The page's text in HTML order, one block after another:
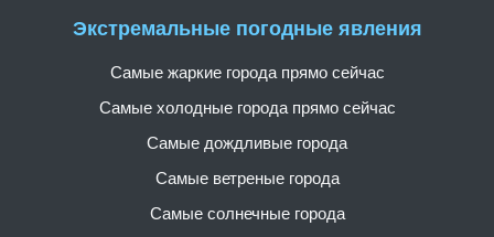
Экстремальные погодные явления
Самые жаркие города прямо сейчас
Самые холодные города прямо сейчас
Самые дождливые города
Самые ветреные города
Самые солнечные города